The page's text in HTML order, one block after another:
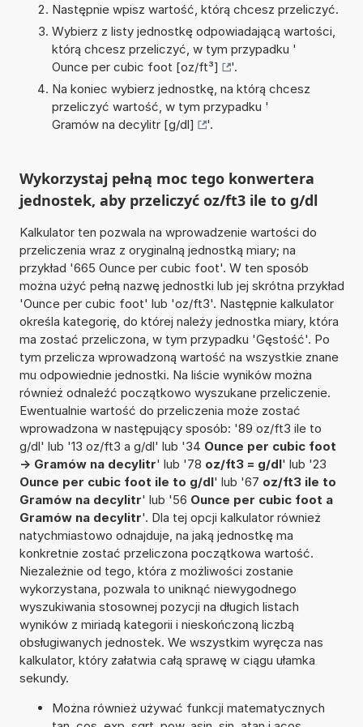
Następnie wpisz wartość, którą chcesz przeliczyć.
Wybierz z listy jednostkę odpowiadającą wartości,
którą chcesz przeliczyć, w tym przypadku '
Ounce per cubic foot [oz/ft³]
'.
Na koniec wybierz jednostkę, na którą chcesz
przeliczyć wartość, w tym przypadku '
Gramów na decylitr [g/dl]
'.
Wykorzystaj pełną moc tego konwertera
jednostek, aby przeliczyć oz/ft3 ile to g/dl
Kalkulator ten pozwala na wprowadzenie wartości do
przeliczenia wraz z oryginalną jednostką miary; na
przykład '665 Ounce per cubic foot'. W ten sposób
można użyć pełną nazwę jednostki lub jej skrótna przykład
'Ounce per cubic foot' lub 'oz/ft3'. Następnie kalkulator
określa kategorię, do której należy jednostka miary, która
ma zostać przeliczona, w tym przypadku 'Gęstość'. Po
tym przelicza wprowadzoną wartość na wszystkie znane
mu odpowiednie jednostki. Na liście wyników można
również odnaleźć początkowo wyszukane przeliczenie.
Ewentualnie wartość do przeliczenia może zostać
wprowadzona w następujący sposób: '89 oz/ft3 ile to
g/dl' lub '13 oz/ft3 a g/dl' lub '34 Ounce per cubic foot
-> Gramów na decylitr' lub '78 oz/ft3 = g/dl' lub '23
Ounce per cubic foot ile to g/dl' lub '67 oz/ft3 ile to
Gramów na decylitr' lub '56 Ounce per cubic foot a
Gramów na decylitr'. Dla tej opcji kalkulator również
natychmiastowo odnajduje, na jaką jednostkę ma
konkretnie zostać przeliczona początkowa wartość.
Niezależnie od tego, która z możliwości zostanie
wykorzystana, pozwala to uniknąć niewygodnego
wyszukiwania stosownej pozycji na długich listach
wyników z miriadą kategorii i nieskończoną liczbą
obsługiwanych jednostek. We wszystkim wyręcza nas
kalkulator, który załatwia całą sprawę w ciągu ułamka
sekundy.
Można również używać funkcji matematycznych